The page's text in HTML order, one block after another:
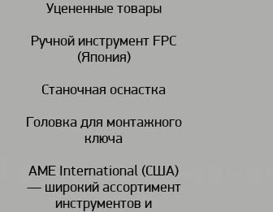
Уцененные товары
Ручной инструмент FPC
(Япония)
Станочная оснастка
Головка для монтажного
ключа
AME International (США)
— широкий ассортимент
инструментов и
Гайковереты
пневматические
Пневмоинструмент KAWASAKI /Гайковерты
Гайковерт